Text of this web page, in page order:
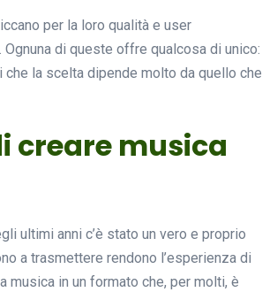
per la loro qualità e user
di queste offre qualcosa di unico:
la scelta dipende molto da quello che
creare musica
ultimi anni c’è stato un vero e proprio
a trasmettere rendono l’esperienza di
musica in un formato che, per molti, è